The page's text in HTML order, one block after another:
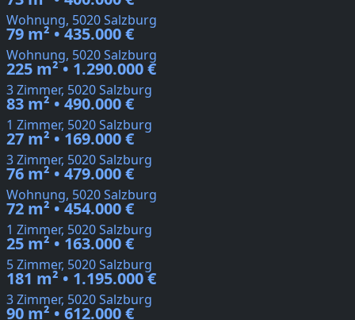
Wohnung, 5020 Salzburg
79 m² • 435.000 €
Wohnung, 5020 Salzburg
225 m² • 1.290.000 €
3 Zimmer, 5020 Salzburg
83 m² • 490.000 €
1 Zimmer, 5020 Salzburg
27 m² • 169.000 €
3 Zimmer, 5020 Salzburg
76 m² • 479.000 €
Wohnung, 5020 Salzburg
72 m² • 454.000 €
1 Zimmer, 5020 Salzburg
25 m² • 163.000 €
5 Zimmer, 5020 Salzburg
181 m² • 1.195.000 €
3 Zimmer, 5020 Salzburg
90 m² • 612.000 €